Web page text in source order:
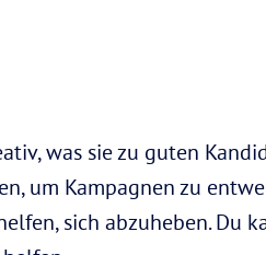
was sie zu guten
um Kampagnen zu
sich abzuheben. Du